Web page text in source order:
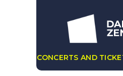
CONCERTS AND